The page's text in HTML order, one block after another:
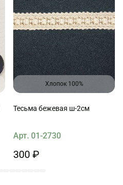
Хлопок 100%
Тесьма бежевая ш-2см
Арт. 01-2730
300 ₽